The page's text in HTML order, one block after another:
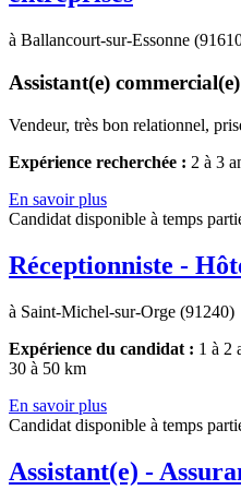
à Ballancourt-sur-Essonne
Assistant(e) commercial(e)
Vendeur, très bon relationnel,
Expérience recherchée : 2 à 3
En savoir plus
Candidat disponible à temps
Réceptionniste -
à Saint-Michel-sur-Orge (91240)
Expérience du candidat : 1 à 2
30 à 50 km
En savoir plus
Candidat disponible à temps
Assistant(e) -